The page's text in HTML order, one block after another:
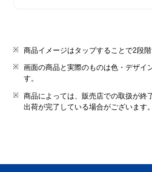
商品イメージはタップすることで2段
画面の商品と実際のものは色・デザイ
す。
商品によっては、販売店での取扱が終
出荷が完了している場合がございます